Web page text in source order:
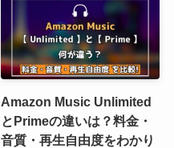
Amazon Music Unlimited
とPrimeの違いは？料金・
音質・再生自由度をわかり